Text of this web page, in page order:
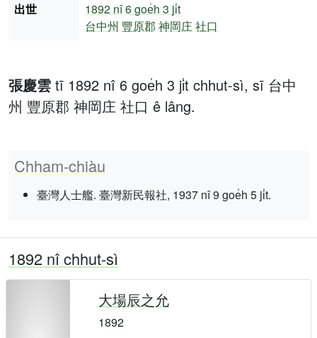
張慶雲 tī 1892 nî 6 goe̍h 3 ji̍t chhut-sì, sī 台中
州 豐原郡 神岡庄 社口 ê lâng.
Chham-chiàu
臺灣人士艦. 臺灣新民報社, 1937 nî 9 goe̍h 5 ji̍t.
出世 1892 nî6 goe̍h 3 ji̍t
台中州 豐原郡 神岡庄社口
1892 nî chhut-sì
大場辰之允
1892